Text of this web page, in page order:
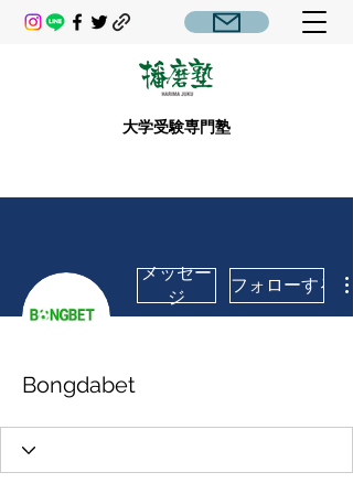
大学受験専門塾
メッセー
ジ
フォローする
Bongdabet